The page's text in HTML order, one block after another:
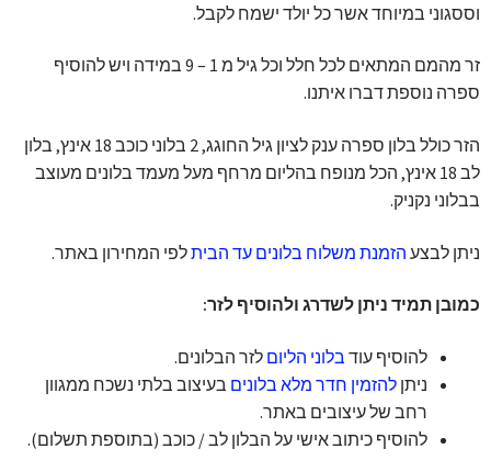
וססגוני במיוחד אשר כל יולד ישמח לקבל.
זר מהמם המתאים לכל חלל וכל גיל מ 1 – 9 במידה ויש להוסיף
ספרה נוספת דברו איתנו.
הזר כולל בלון ספרה ענק לציון גיל החוגג, 2 בלוני כוכב 18 אינץ, בלון
לב 18 אינץ, הכל מנופח בהליום מרחף מעל מעמד בלונים מעוצב
בבלוני נקניק.
ניתן לבצע הזמנת משלוח בלונים עד הביתלפי המחירון באתר.
כמובן תמיד ניתן לשדרג ולהוסיף לזר:
להוסיף עוד בלוני הליום לזר הבלונים.
ניתן להזמין חדר מלא בלונים בעיצוב בלתי נשכח ממגוון
רחב של עיצובים באתר.
להוסיף כיתוב אישי על הבלון לב / כוכב (בתוספת תשלום).